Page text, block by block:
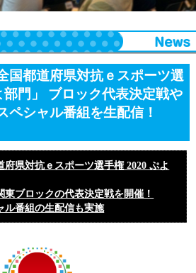
国都道府県対抗ｅスポーツ選
部門」 ブロック代表決定戦や
ペシャル番組を生配信！
県対抗ｅスポーツ選手権 2020 ぷよ
ブロックの代表決定戦を開催！
ル番組の生配信も実施